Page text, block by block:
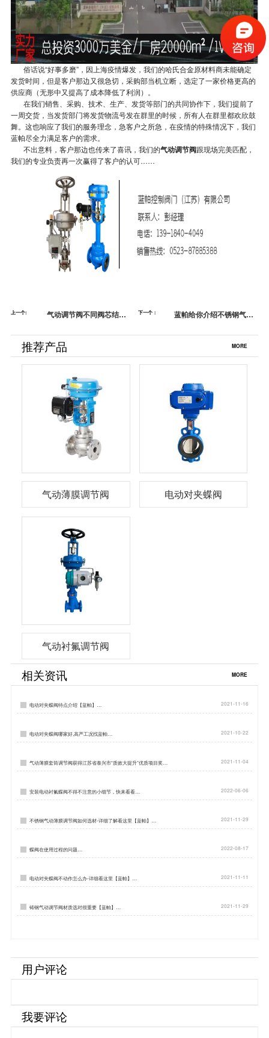
俗话说“好事多磨”，因上海疫情爆发，我们的哈氏合金原材料商未能确定
发货时间，但是客户那边又很急切，采购部当机立断，选定了一家价格更高的
供应商（无形中又提高了成本降低了利润）。
在我们销售、采购、技术、生产、发货等部门的共同协作下，我们提前了
一周交货，当发货部门将发货物流号发在群里的时候，所有人在群里都欢欣鼓
舞。这也响应了我们的服务理念，急客户之所急，在疫情的特殊情况下，我们
蓝帕尽全力满足客户的需求。
不出意料，客户那边也传来了喜讯，我们的气动调节阀跟现场完美匹配，
我们的专业负责再一次赢得了客户的认可……
上一个:
气动调节阀不同阀芯结构
帕阀门
下一个：
蓝帕给你介绍不锈钢气动
识
推荐产品 MORE
气动薄膜调节阀 电动对夹蝶阀
气动衬氟调节阀
相关资讯 MORE
电动对夹蝶阀特点介绍【蓝帕】… 2021-11-16
电动对夹蝶阀哪家好,高严工况找蓝帕… 2021-10-22
气动薄膜套筒调节阀获得江苏省泰兴市“质效大提升”优质项目奖… 2021-11-04
安装电动衬氟蝶阀不得不注意的小细节，快来看看… 2022-06-06
不锈钢气动薄膜调节阀如何选材-详细了解看这里【蓝帕】… 2021-11-29
蝶阀在使用过程的问题… 2022-08-17
电动对夹蝶阀不动作怎么办-详细看这里【蓝帕】… 2021-11-11
铸钢气动调节阀材质选对很重要【蓝帕】… 2021-11-29
用户评论
我要评论